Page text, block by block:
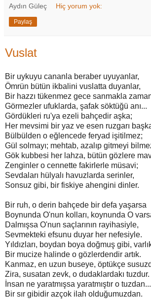
Aydın Güleç Hiç yorum yok:
Paylaş
Vuslat
Bir uykuyu cananla beraber uyuyanlar,
Ömrün bütün ikbalini vuslatta duyanlar,
Bir hazzı tükenmez gece sanmakla
Görmezler ufuklarda, şafak söktüğü anı...
Gördükleri ru'ya ezeli bahçedir aşka;
Her mevsimi bir yaz ve esen ruzgarı
Bülbülden o eğlencede feryad işitilmez;
Gül solmayı; mehtab, azalıp gitmeyi
Gök kubbesi her lahza, bütün gözlere
Zenginler o cennette fakirlerle müsavi;
Sevdaları hülyalı havuzlarda serinler,
Sonsuz gibi, bir fiskiye ahengini dinler.
Bir ruh, o derin bahçede bir defa yaşarsa
Boynunda O'nun kolları, koynunda O
Dalmışsa O'nun saçlarının rayihasiyle,
Sevmekteki efsunu duyar her nefesiyle.
Yıldızları, boydan boya doğmuş gibi,
Bir mucize halinde o gözlerdendir artık.
Kanmaz, en uzun buseye, öptükçe
Zira, susatan zevk, o dudaklardakı tuzdur.
İnsan ne yaratmışsa yaratmıştır o tuzdan...
Bir sır gibidir azçok ilah olduğumuzdan.